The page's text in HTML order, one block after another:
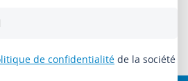
de confidentialité de la société